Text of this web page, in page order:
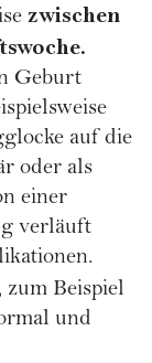
zwischen
Geburt
auf die
oder als
einer
verläuft
zum Beispiel
und